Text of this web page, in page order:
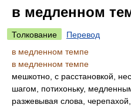
в медленном
Толкование
Перевод
в медленном темпе
в медленном темпе
мешкотно, с расстановкой,
шагом, потихоньку,
разжевывая слова,